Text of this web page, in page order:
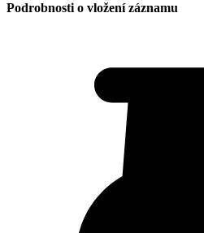
Podrobnosti o vložení záznamu